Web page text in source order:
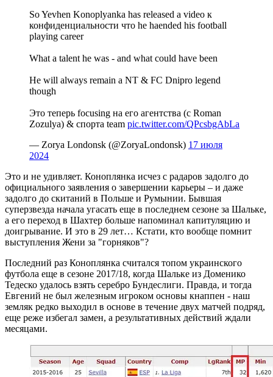
So Yevhen Konoplyanka has released a video к
конфиденциальности что he haended his football
playing career
What a talent he was - and what could have been
He will always remain a NT & FC Dnipro legend
though
Это теперь focusing на его агентства (с Roman
Zozulya) & спорта team pic.twitter.com/QPcsbgAbLa
— Zorya Londonsk (@ZoryaLondonsk) 17 июля
2024
Это и не удивляет. Коноплянка исчез с радаров задолго до
официального заявления о завершении карьеры – и даже
задолго до скитаний в Польше и Румынии. Бывшая
суперзвезда начала угасать еще в последнем сезоне за Шальке,
а его переход в Шахтер больше напоминал капитуляцию и
доигрывание. И это в 29 лет… Кстати, кто вообще помнит
выступления Жени за "горняков"?
Последний раз Коноплянка считался топом украинского
футбола еще в сезоне 2017/18, когда Шальке из Доменико
Тедеско удалось взять серебро Бундеслиги. Правда, и тогда
Евгений не был железным игроком основы кнаппен - наш
земляк редко выходил в основе в течение двух матчей подряд,
еще реже избегал замен, а результативных действий ждали
месяцами.